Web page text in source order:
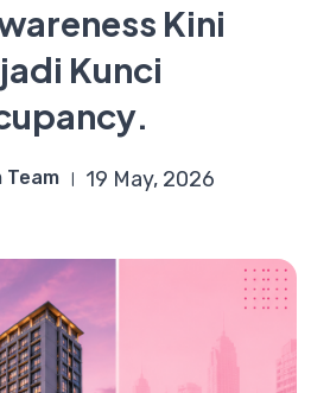
Kini
Kunci
Team 19 May, 2026